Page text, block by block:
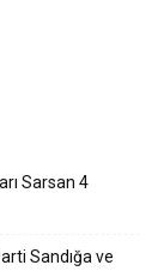
Sarsan 4
Sandığa ve